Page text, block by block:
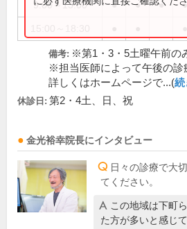
9:00～13:00 ● ● ● ●
備考: ※第1・3・5土曜午前の
※担当医師によって午後の診
詳しくはホームページで...(続
休診日: 第2・4土、日、祝
金光裕幸院長にインタビュー
日々の診療で大
てください。
この地域は下町
た方が多いと感じ